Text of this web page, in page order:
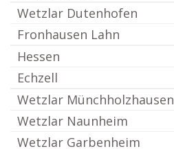
Wetzlar Dutenhofen
Fronhausen Lahn
Hessen
Echzell
Wetzlar Münchholzhausen
Wetzlar Naunheim
Wetzlar Garbenheim